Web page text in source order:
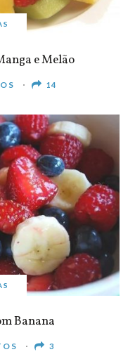
e Melão
14
Banana
3